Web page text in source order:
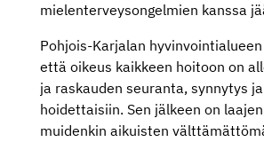
mielenterveysongelmien kanssa
Pohjois-Karjalan
että oikeus kaikkeen hoitoon on
ja raskauden seuranta, synnytys
hoidettaisiin. Sen jälkeen on
muidenkin aikuisten